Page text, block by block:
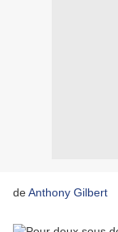
deAnthony Gilbert